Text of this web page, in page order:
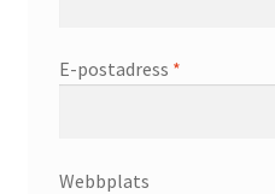
E-postadress *
Webbplats